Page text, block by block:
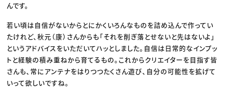
んです。
若い頃は自信がないからとにかくいろんなものを詰め込んで作ってい
たけれど、秋元（康）さんからも「それを削ぎ落とせないと先はないよ」
というアドバイスをいただいてハッとしました。自信は日常的なインプッ
トと経験の積み重ねから育てるもの。これからクリエイターを目指す皆
さんも、常にアンテナをはりつつたくさん遊び、自分の可能性を拡げて
いって欲しいですね。